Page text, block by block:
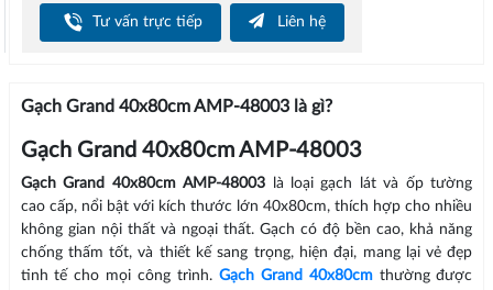
Tư vấn trực tiếp Liên hệ
Gạch Grand 40x80cm AMP-48003 là gì?
Gạch Grand 40x80cm AMP-48003
Gạch Grand 40x80cm AMP-48003 là loại gạch lát và ốp tường
cao cấp, nổi bật với kích thước lớn 40x80cm, thích hợp cho nhiều
không gian nội thất và ngoại thất. Gạch có độ bền cao, khả năng
chống thấm tốt, và thiết kế sang trọng, hiện đại, mang lại vẻ đẹp
tinh tế cho mọi công trình. Gạch Grand 40x80cmthường được